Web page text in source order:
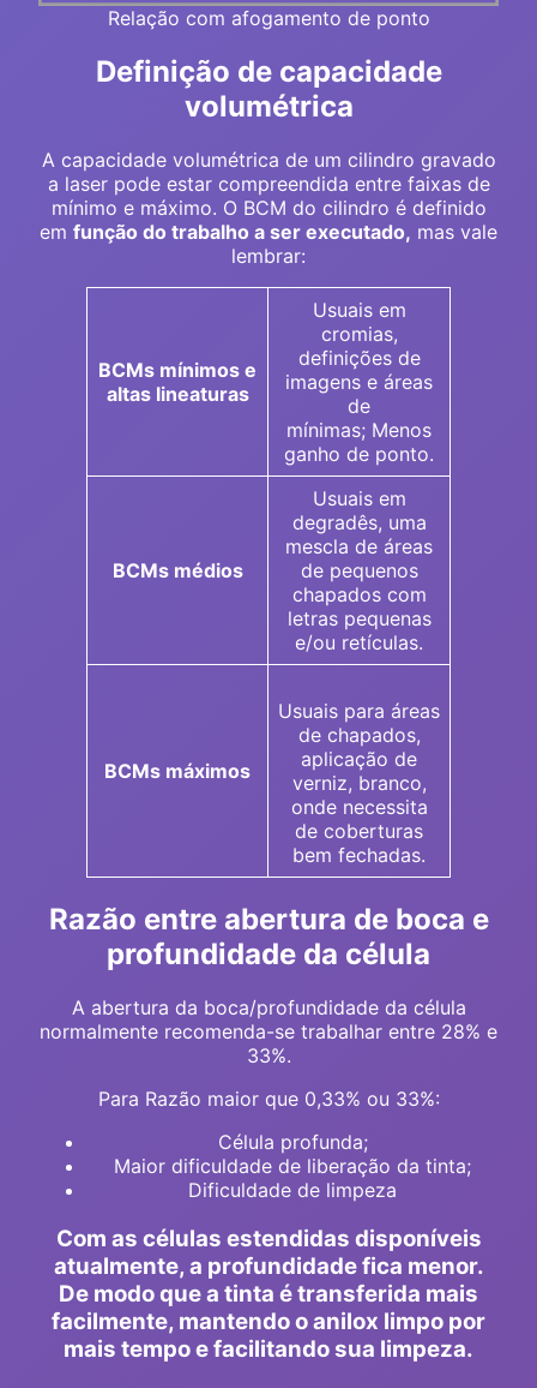
Relação com afogamento de ponto
Definição de capacidade
volumétrica
A capacidade volumétrica de um cilindro gravado
a laser pode estar compreendida entre faixas de
mínimo e máximo. O BCM do cilindro é definido
em função do trabalho a ser executado, mas vale
lembrar:
BCMs mínimos e
altas lineaturas
Usuais em
cromias,
definições de
imagens e áreas
de
mínimas; Menos
ganho de ponto.
BCMs médios
Usuais em
degradês, uma
mescla de áreas
de pequenos
chapados com
letras pequenas
e/ou retículas.
BCMs máximos
Usuais para áreas
de chapados,
aplicação de
verniz, branco,
onde necessita
de coberturas
bem fechadas.
Razão entre abertura de boca e
profundidade da célula
A abertura da boca/profundidade da célula
normalmente recomenda-se trabalhar entre 28% e
33%.
Para Razão maior que 0,33% ou 33%:
Célula profunda;
Maior dificuldade de liberação da tinta;
Dificuldade de limpeza
Com as células estendidas disponíveis
atualmente, a profundidade fica menor.
De modo que a tinta é transferida mais
facilmente, mantendo o anilox limpo por
mais tempo e facilitando sua limpeza.